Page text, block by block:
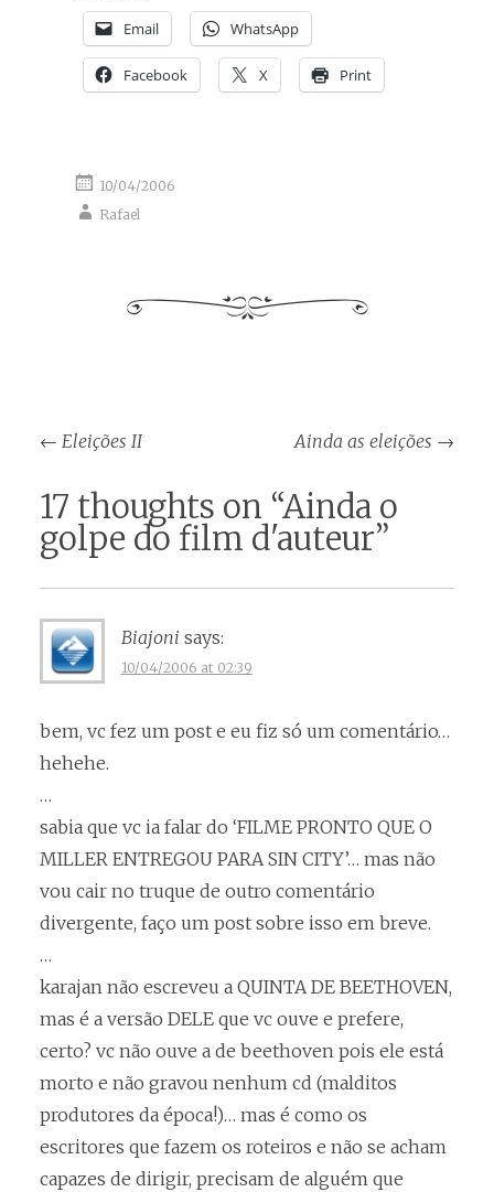
Email WhatsApp
Facebook X Print
10/04/2006
Rafael
Post
navigation
← Eleições II Ainda as eleições →
17 thoughts on “Ainda o
golpe do film d'auteur”
Biajoni says:
10/04/2006 at 02:39
bem, vc fez um post e eu fiz só um comentário…
hehehe.
…
sabia que vc ia falar do ‘FILME PRONTO QUE O
MILLER ENTREGOU PARA SIN CITY’… mas não
vou cair no truque de outro comentário
divergente, faço um post sobre isso em breve.
…
karajan não escreveu a QUINTA DE BEETHOVEN,
mas é a versão DELE que vc ouve e prefere,
certo? vc não ouve a de beethoven pois ele está
morto e não gravou nenhum cd (malditos
produtores da época!)… mas é como os
escritores que fazem os roteiros e não se acham
capazes de dirigir, precisam de alguém que